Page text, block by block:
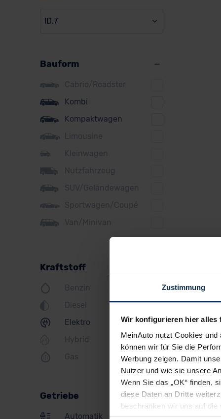
Zustimmung
Wir konfigurieren hier alles
MeinAuto nutzt Cookies
können wir für Sie die
Werbung zeigen. Damit
Nutzer und wie sie unsere
Wenn Sie das „OK“ finden,
diese Daten an Dritte
beschränken wir uns auf
Citroen
Cupra
DS
Dacia
Fiat
Ford
Honda
Lexus
MINI
Mazda
Mercedes
Mitsubishi
Peugeot
ID.7
Bauform
Cabrio/Roadster
Kombi
Kompaktwagen
Limousine
Kleinwagen
Nutzfahrzeug
SUV/Geländewagen
Sportwagen/Coupé
Van/Minivan
Kraftstoff
Benzin
Diesel
Elektro
Hybrid
Gas
Getriebe
Automatik